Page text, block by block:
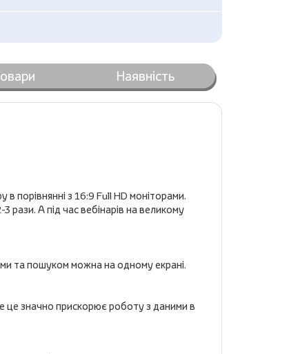
Наявність
з 16:9 Full HD моніторами.
А під час вебінарів на великому
та пошуком можна на одному екрані.
це значно прискорює роботу з даними в